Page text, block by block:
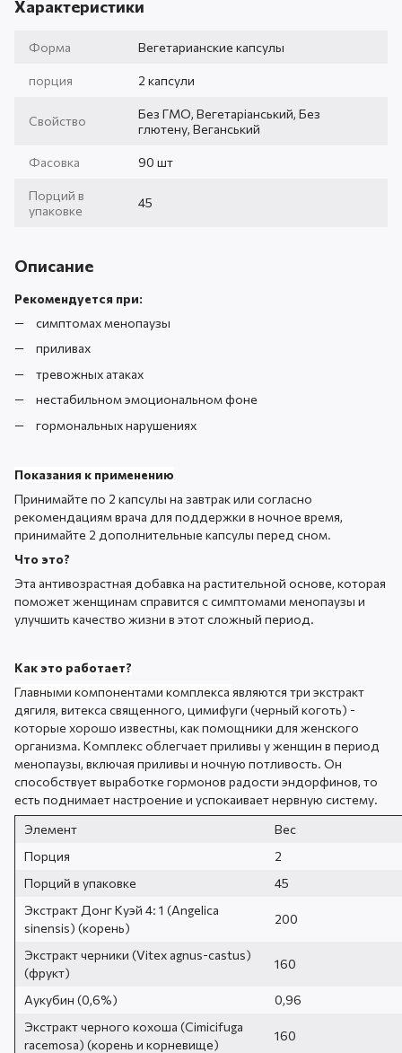
Характеристики
Форма Вегетарианские капсулы
порция 2 капсули
Свойство
Без ГМО, Вегетаріанський, Без
глютену, Веганський
Фасовка 90 шт
Порций в
упаковке
45
Описание
Рекомендуется при:
симптомах менопаузы
приливах
тревожных атаках
нестабильном эмоциональном фоне
гормональных нарушениях
Показания к применению
Принимайте по 2 капсулы на завтрак или согласно
рекомендациям врача для поддержки в ночное время,
принимайте 2 дополнительные капсулы перед сном.
Что это?
Эта антивозрастная добавка на растительной основе, которая
поможет женщинам справится с симптомами менопаузы и
улучшить качество жизни в этот сложный период.
Как это работает?
Главными компонентами комплекса являются три экстракт
дягиля, витекса священного, цимифуги (черный коготь) -
которые хорошо известны, как помощники для женского
организма. Комплекс облегчает приливы у женщин в период
менопаузы, включая приливы и ночную потливость. Он
способствует выработке гормонов радости эндорфинов, то
есть поднимает настроение и успокаивает нервную систему.
Элемент
Вес
Порция
2
Порций в упаковке
45
Экстракт Донг Куэй 4: 1 (Angelica
sinensis) (корень)
200
Экстракт черники (Vitex agnus-castus)
(фрукт)
160
Аукубин (0,6%)
0,96
Экстракт черного кохоша (Cimicifuga
racemosa) (корень и корневище)
160